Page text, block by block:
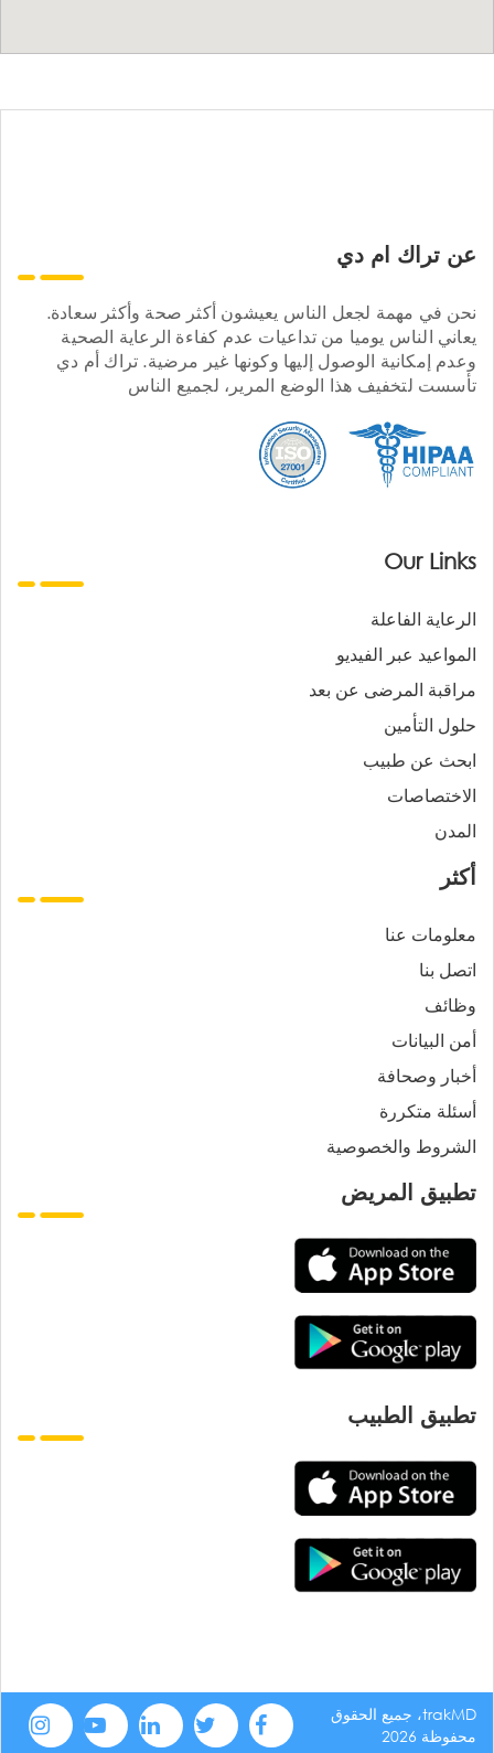
عن تراك ام دي
نحن في مهمة لجعل الناس يعيشون أكثر صحة وأكثر سعادة.
يعاني الناس يوميا من تداعيات عدم كفاءة الرعاية الصحية
وعدم إمكانية الوصول إليها وكونها غير مرضية. تراك أم دي
تأسست لتخفيف هذا الوضع المرير، لجميع الناس
Our Links
الرعاية الفاعلة
المواعيد عبر الفيديو
مراقبة المرضى عن بعد
حلول التأمين
ابحث عن طبيب
الاختصاصات
المدن
أكثر
معلومات عنا
اتصل بنا
وظائف
أمن البيانات
أخبار وصحافة
أسئلة متكررة
الشروط والخصوصية
تطبيق المريض
تطبيق الطبيب
trakMD، جميع الحقوق
محفوظة 2026